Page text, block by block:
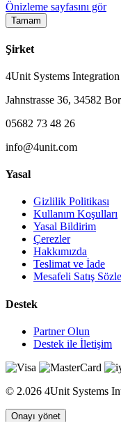
Önizleme sayfasını gör
Tamam
Şirket
4Unit Systems Integration
Jahnstrasse 36, 34582
05682 73 48 26
info@4unit.com
Yasal
Gizlilik Politikası
Kullanım Koşulları
Yasal Bildirim
Çerezler
Hakkımızda
Teslimat ve İade
Mesafeli Satış
Destek
Partner Olun
Destek ile İletişim
© 2.026 4Unit Systems
Onayı yönet